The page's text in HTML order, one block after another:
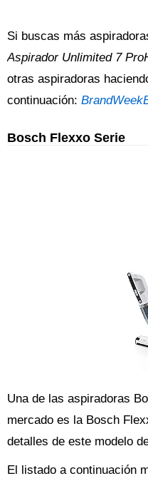
Si buscas más
Aspirador Unlimited 7
otras aspiradoras
continuación:
Bosch Flexxo Serie
Una de las aspiradoras
mercado es la Bosch
detalles de este modelo
El listado a continuación